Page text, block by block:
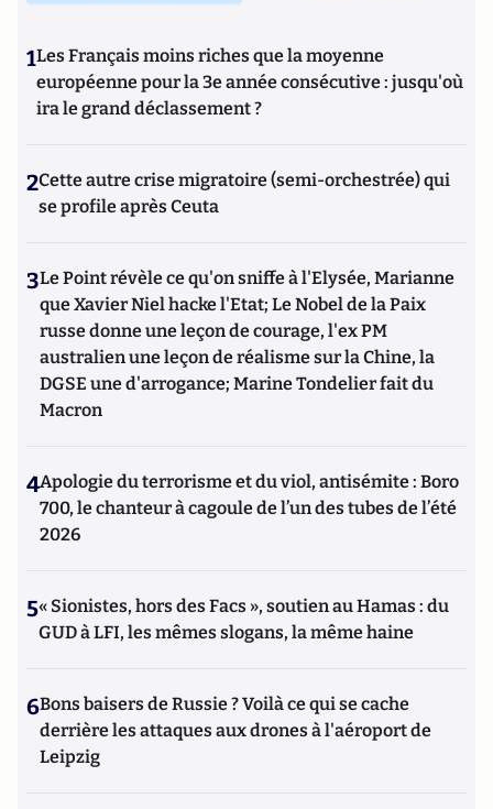
1Les Français moins riches que la moyenne
européenne pour la 3e année consécutive : jusqu'où
ira le grand déclassement ?
2Cette autre crise migratoire (semi-orchestrée) qui
se profile après Ceuta
3Le Point révèle ce qu'on sniffe à l'Elysée, Marianne
que Xavier Niel hacke l'Etat; Le Nobel de la Paix
russe donne une leçon de courage, l'ex PM
australien une leçon de réalisme sur la Chine, la
DGSE une d'arrogance; Marine Tondelier fait du
Macron
4Apologie du terrorisme et du viol, antisémite : Boro
700, le chanteur à cagoule de l’un des tubes de l’été
2026
5« Sionistes, hors des Facs », soutien au Hamas : du
GUD à LFI, les mêmes slogans, la même haine
6Bons baisers de Russie ? Voilà ce qui se cache
derrière les attaques aux drones à l'aéroport de
Leipzig